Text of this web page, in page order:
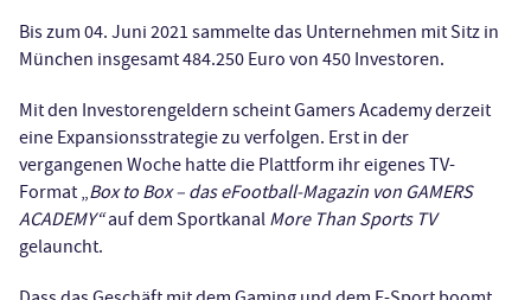
Bis zum 04. Juni 2021 sammelte das Unternehmen mit Sitz in
München insgesamt 484.250 Euro von 450 Investoren.
Mit den Investorengeldern scheint Gamers Academy derzeit
eine Expansionsstrategie zu verfolgen. Erst in der
vergangenen Woche hatte die Plattform ihr eigenes TV-
Format „Box to Box – das eFootball-Magazin von GAMERS
ACADEMY“auf dem Sportkanal More Than Sports TV
gelauncht.